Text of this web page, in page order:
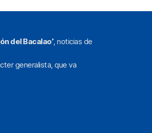
del Bacalao’, noticias de
generalista, que va